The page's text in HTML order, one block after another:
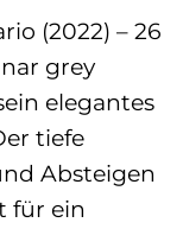
(2022) – 26
grey
elegantes
tiefe
Absteigen
für ein